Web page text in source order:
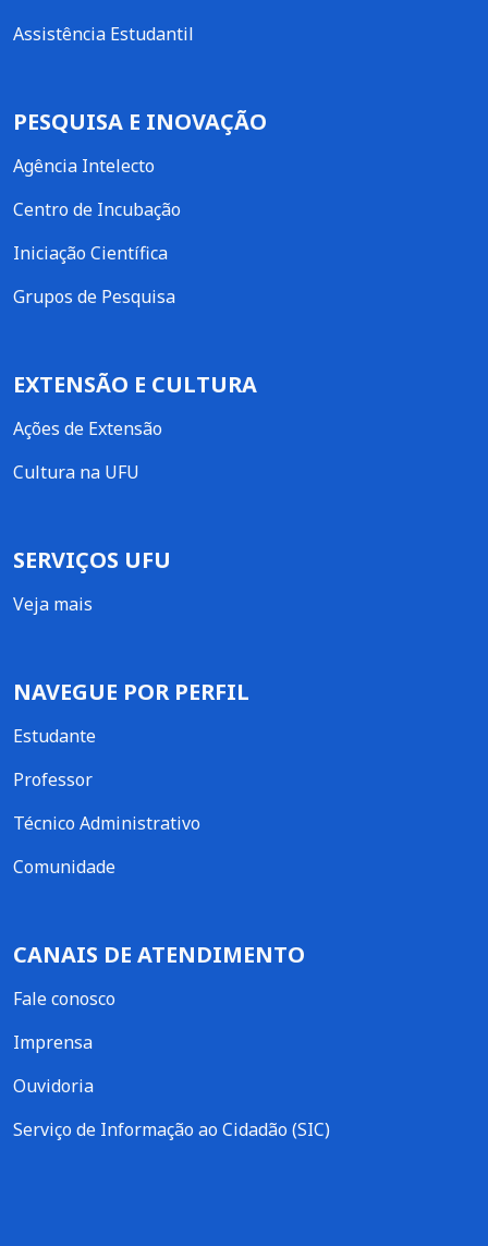
Assistência Estudantil
PESQUISA E INOVAÇÃO
Agência Intelecto
Centro de Incubação
Iniciação Científica
Grupos de Pesquisa
EXTENSÃO E CULTURA
Ações de Extensão
Cultura na UFU
SERVIÇOS UFU
Veja mais
NAVEGUE POR PERFIL
Estudante
Professor
Técnico Administrativo
Comunidade
CANAIS DE ATENDIMENTO
Fale conosco
Imprensa
Ouvidoria
Serviço de Informação ao Cidadão (SIC)